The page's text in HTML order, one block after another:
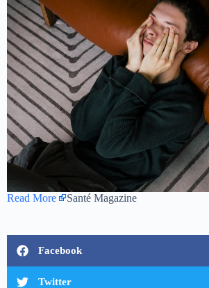
Read More Santé Magazine
Facebook
Twitter